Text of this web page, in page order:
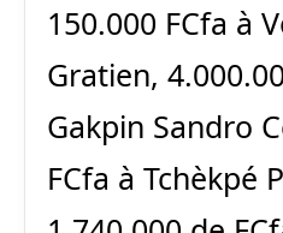
150.000 FCfa à
Gratien,
Gakpin Sandro
FCfa à Tchèkpé